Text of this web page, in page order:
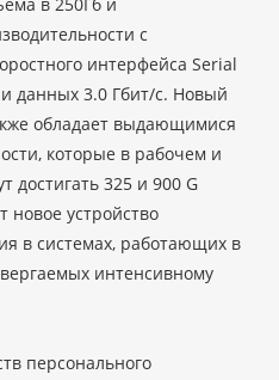
с
интерфейса Serial
данных 3.0 Гбит/с. Новый
обладает выдающимися
которые в рабочем и
достигать 325 и 900 G
новое устройство
в системах, работающих в
интенсивному
персонального